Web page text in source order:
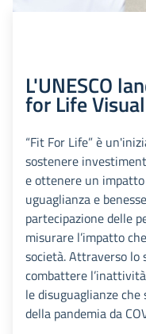
L'UNESCO
for Life
“Fit For Life” è
sostenere
e ottenere un
uguaglianza e
partecipazione delle
misurare l’impatto
società. Attraverso lo
combattere
le disuguaglianze
della pandemia da